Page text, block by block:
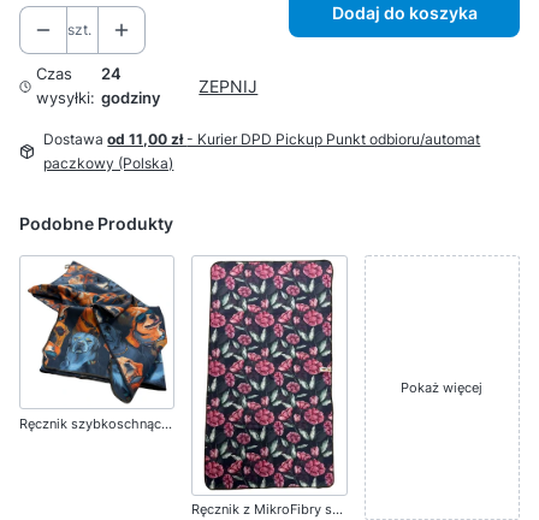
szt.
Dodaj do koszyka
Czas
wysyłki:
24
godziny
ZEPNIJ
Dostawaod 11,00 zł- Kurier DPD Pickup Punkt odbioru/automat
paczkowy (Polska)
Podobne Produkty
Ręcznik szybkoschnący 50 x 100 cm z MikroFibry PSY Zepnij Made in Poland
Ręcznik z MikroFibry szybkoschnący 50 x 100 cm KWIATY Zepnij Made in Poland
Pokaż więcej